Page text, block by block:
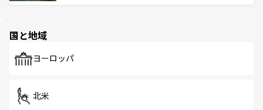
で、ホーカーズは地元の風情を楽しめる外せないスポット
国と地域
ヨーロッパ
北米